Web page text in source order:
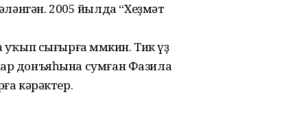
2005 йылда “Хеҙмәт
уҡып сығырға мөмкин. Тик үҙ
донъяһына сумған Фазила
кәрәктер.